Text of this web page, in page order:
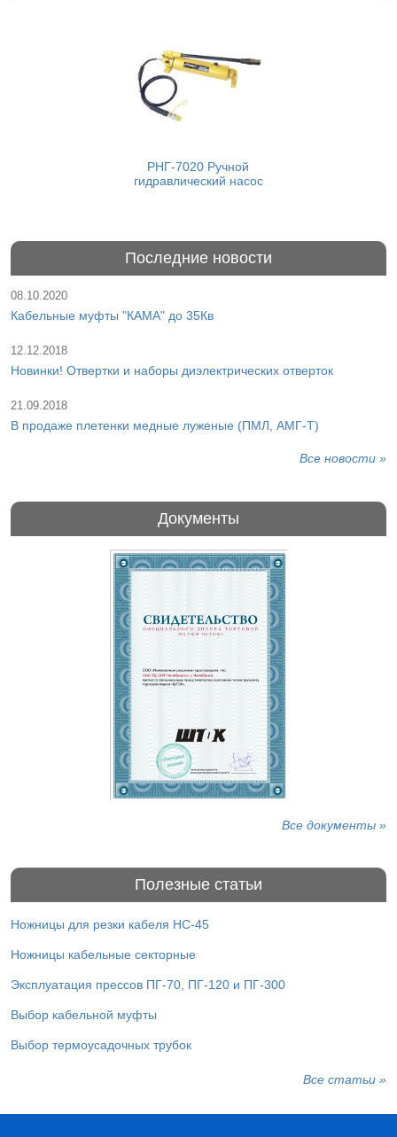
РНГ-7020 Ручной
гидравлический насос
Последние новости
08.10.2020
Кабельные муфты "КАМА" до 35Кв
12.12.2018
Новинки! Отвертки и наборы диэлектрических отверток
21.09.2018
В продаже плетенки медные луженые (ПМЛ, АМГ-Т)
Все новости »
Документы
Все документы »
Полезные статьи
Ножницы для резки кабеля НС-45
Ножницы кабельные секторные
Эксплуатация прессов ПГ-70, ПГ-120 и ПГ-300
Выбор кабельной муфты
Выбор термоусадочных трубок
Все статьи »